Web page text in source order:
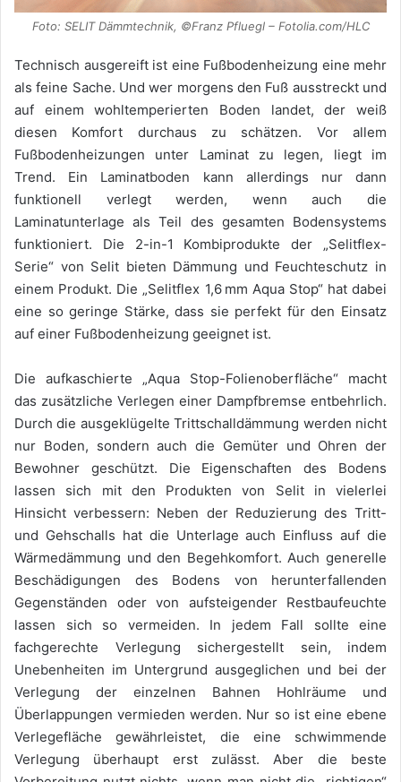
Foto: SELIT Dämmtechnik, ©Franz Pfluegl – Fotolia.com/HLC
Technisch ausgereift ist eine Fußbodenheizung eine mehr
als feine Sache. Und wer morgens den Fuß ausstreckt und
auf einem wohltemperierten Boden landet, der weiß
diesen Komfort durchaus zu schätzen. Vor allem
Fußbodenheizungen unter Laminat zu legen, liegt im
Trend. Ein Laminatboden kann allerdings nur dann
funktionell verlegt werden, wenn auch die
Laminatunterlage als Teil des gesamten Bodensystems
funktioniert. Die 2-in-1 Kombiprodukte der „Selitflex-
Serie“ von Selit bieten Dämmung und Feuchteschutz in
einem Produkt. Die „Selitflex 1,6 mm Aqua Stop“ hat dabei
eine so geringe Stärke, dass sie perfekt für den Einsatz
auf einer Fußbodenheizung geeignet ist.
Die aufkaschierte „Aqua Stop-Folienoberfläche“ macht
das zusätzliche Verlegen einer Dampfbremse entbehrlich.
Durch die ausgeklügelte Trittschalldämmung werden nicht
nur Boden, sondern auch die Gemüter und Ohren der
Bewohner geschützt. Die Eigenschaften des Bodens
lassen sich mit den Produkten von Selit in vielerlei
Hinsicht verbessern: Neben der Reduzierung des Tritt-
und Gehschalls hat die Unterlage auch Einfluss auf die
Wärmedämmung und den Begehkomfort. Auch generelle
Beschädigungen des Bodens von herunterfallenden
Gegenständen oder von aufsteigender Restbaufeuchte
lassen sich so vermeiden. In jedem Fall sollte eine
fachgerechte Verlegung sichergestellt sein, indem
Unebenheiten im Untergrund ausgeglichen und bei der
Verlegung der einzelnen Bahnen Hohlräume und
Überlappungen vermieden werden. Nur so ist eine ebene
Verlegefläche gewährleistet, die eine schwimmende
Verlegung überhaupt erst zulässt. Aber die beste